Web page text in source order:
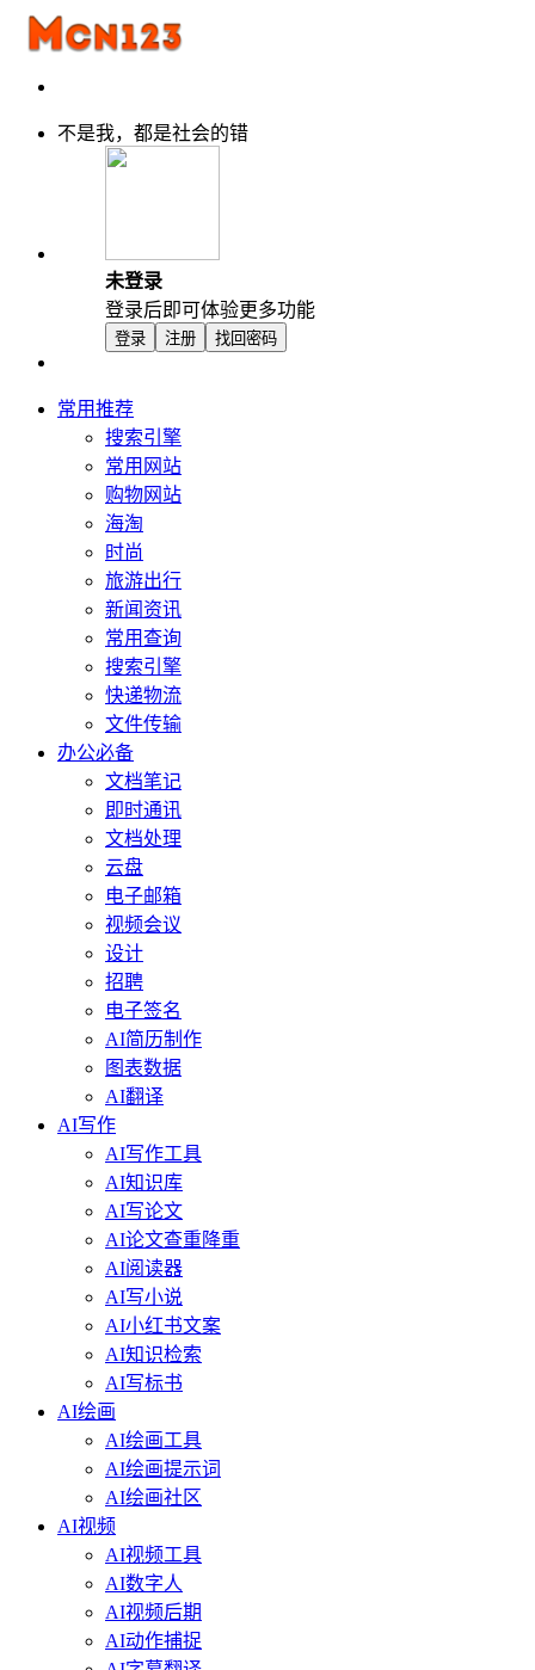
不是我，都是社会的错
未登录
登录后即可体验更多功能
登录 注册 找回密码
常用推荐
搜索引擎
常用网站
购物网站
海淘
时尚
旅游出行
新闻资讯
常用查询
搜索引擎
快递物流
文件传输
办公必备
文档笔记
即时通讯
文档处理
云盘
电子邮箱
视频会议
设计
招聘
电子签名
AI简历制作
图表数据
AI翻译
AI写作
AI写作工具
AI知识库
AI写论文
AI论文查重降重
AI阅读器
AI写小说
AI小红书文案
AI知识检索
AI写标书
AI绘画
AI绘画工具
AI绘画提示词
AI绘画社区
AI视频
AI视频工具
AI数字人
AI视频后期
AI动作捕捉